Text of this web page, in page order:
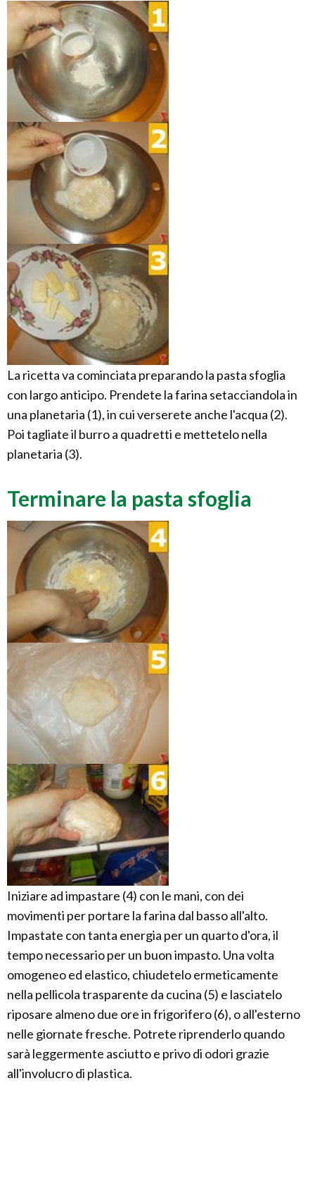
La ricetta va cominciata preparando la pasta sfoglia
con largo anticipo. Prendete la farina setacciandola in
una planetaria (1), in cui verserete anche l'acqua (2).
Poi tagliate il burro a quadretti e mettetelo nella
planetaria (3).
Terminare la pasta sfoglia
Iniziare ad impastare (4) con le mani, con dei
movimenti per portare la farina dal basso all'alto.
Impastate con tanta energia per un quarto d'ora, il
tempo necessario per un buon impasto. Una volta
omogeneo ed elastico, chiudetelo ermeticamente
nella pellicola trasparente da cucina (5) e lasciatelo
riposare almeno due ore in frigorifero (6), o all'esterno
nelle giornate fresche. Potrete riprenderlo quando
sarà leggermente asciutto e privo di odori grazie
all'involucro di plastica.